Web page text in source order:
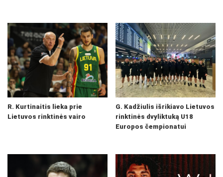
R. Kurtinaitis lieka prie
Lietuvos rinktinės vairo
G. Kadžiulis išrikiavo Lietuvos
rinktinės dvyliktuką U18
Europos čempionatui